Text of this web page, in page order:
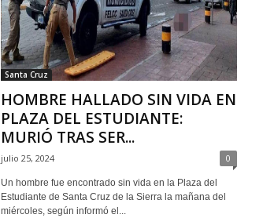
Santa Cruz
HOMBRE HALLADO SIN VIDA EN
PLAZA DEL ESTUDIANTE:
MURIÓ TRAS SER...
julio 25, 2024 0
Un hombre fue encontrado sin vida en la Plaza del
Estudiante de Santa Cruz de la Sierra la mañana del
miércoles, según informó el...